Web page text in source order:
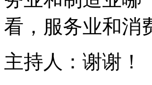
看，服务业和消
主持人：谢谢！